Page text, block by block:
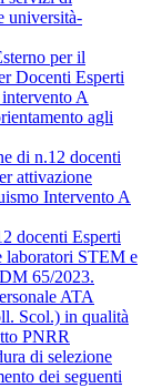
università-
per il
Docenti Esperti
A
agli
di n.12 docenti
attivazione
Intervento A
docenti Esperti
laboratori STEM e
65/2023.
ATA
Scol.) in qualità
PNRR
di selezione
dei seguenti